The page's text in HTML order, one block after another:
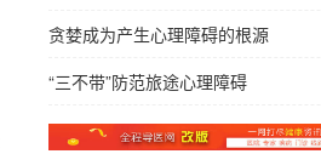
多疑焦虑
贪婪成为产生心理障碍的根源
多疑焦虑
“三不带”防范旅途心理障碍
多疑焦虑